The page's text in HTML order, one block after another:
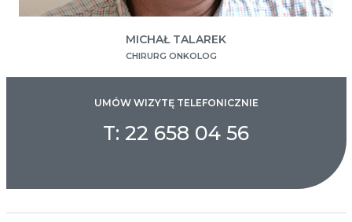
MICHAŁ TALAREK
CHIRURG ONKOLOG
UMÓW WIZYTĘ TELEFONICZNIE
T: 22 658 04 56